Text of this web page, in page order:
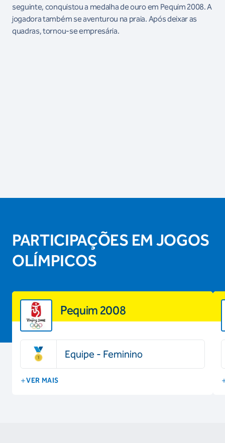
seguinte, conquistou a medalha de ouro em Pequim 2008. A
jogadora também se aventurou na praia. Após deixar as
quadras, tornou-se empresária.
PARTICIPAÇÕES EM JOGOS
OLÍMPICOS
Pequim 2008
Equipe - Feminino
VER MAIS